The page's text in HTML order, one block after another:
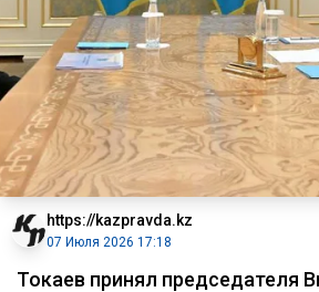
https://kazpravda.kz
07 Июля 2026 17:18
Токаев принял председателя